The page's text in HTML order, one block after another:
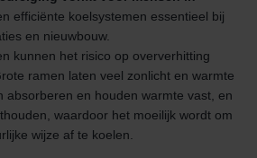
efficiënte koelsystemen essentieel bij
en nieuwbouw.
kunnen het risico op oververhitting
ramen laten veel zonlicht en warmte
absorberen en houden warmte vast, en
waardoor het moeilijk wordt om
wijze af te koelen.